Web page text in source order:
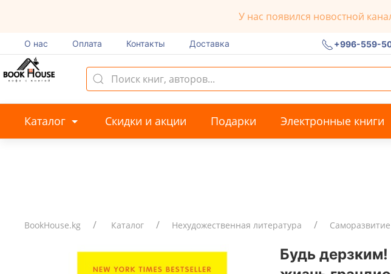
У нас появился новостной
О нас Оплата Контакты Доставка +996-559-
Каталог Скидки и акции Подарки Электронные книги
BookHouse.kg Каталог Нехудожественная литература Саморазвитие
Будь дерзким!